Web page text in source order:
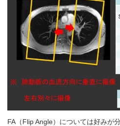
FA（Flip Angle）については好みが